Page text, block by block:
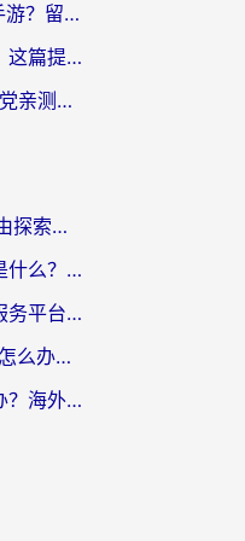
在欧洲怎么玩300英雄手游？留学生亲测有效的国服游戏加速指南
英国打Sky光·遇总卡顿？这篇提速指南帮你找回治愈感
QQ炫舞怎么加速？海外党亲测有效的国服游戏加速指南（附失落城堡金铲铲之战解决方案）
在国外玩《神都探奇:自由探索》总卡顿？3个实用技巧解决海外党追剧、社交、游戏难题
优酷地域限制解决方法是什么？海外党亲测有效的回国加速指南
在马来西亚用国家政务服务平台怎么把定位修改到中国国内？海外党解决数字壁垒的实用指南
荔枝FM在新西兰用不了怎么办？海外党必看的回国加速解决方案
来往在法国用不了怎么办？海外党亲测有效的回国加速指南